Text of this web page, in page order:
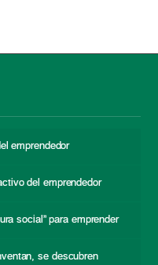
emprendedor
del emprendedor
social” para emprender
se descubren